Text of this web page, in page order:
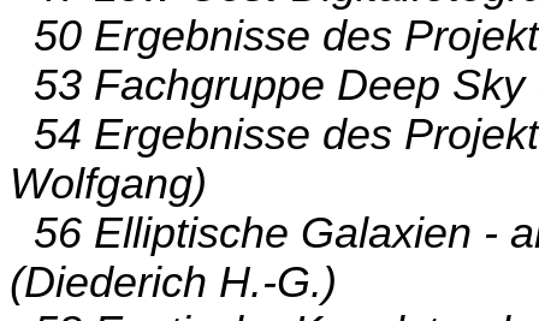
50 Ergebnisse des
53 Fachgruppe Deep
54 Ergebnisse des
Wolfgang)
56 Elliptische Galaxien -
(Diederich H.-G.)